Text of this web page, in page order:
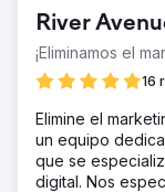
River
¡Eliminamos el
16
Elimine el
un equipo
que se
digital. Nos